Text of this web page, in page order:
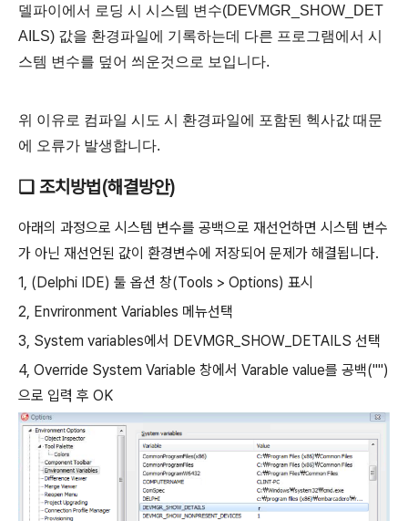
델파이에서 로딩 시 시스템 변수(DEVMGR_SHOW_DET
AILS) 값을 환경파일에 기록하는데 다른 프로그램에서 시
스템 변수를 덮어 씌운것으로 보입니다.
위 이유로 컴파일 시도 시 환경파일에 포함된 헥사값 때문
에 오류가 발생합니다.
❑ 조치방법(해결방안)
아래의 과정으로 시스템 변수를 공백으로 재선언하면 시스템 변수
가 아닌 재선언된 값이 환경변수에 저장되어 문제가 해결됩니다.
1, (Delphi IDE) 툴 옵션 창(Tools > Options) 표시
2, Envrironment Variables 메뉴선택
3, System variables에서 DEVMGR_SHOW_DETAILS 선택
4, Override System Variable 창에서 Varable value를 공백("")
으로 입력 후 OK